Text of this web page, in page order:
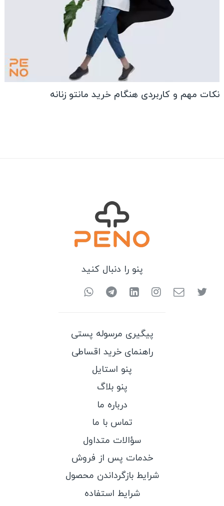
نکات مهم و کاربردی هنگام خرید مانتو زنانه
پنو را دنبال کنید
پیگیری مرسوله پستی
راهنمای خرید اقساطی
پنو استایل
پنو بلاگ
درباره ما
تماس با ما
سؤالات متداول
خدمات پس از فروش
شرایط بازگرداندن محصول
شرایط استفاده